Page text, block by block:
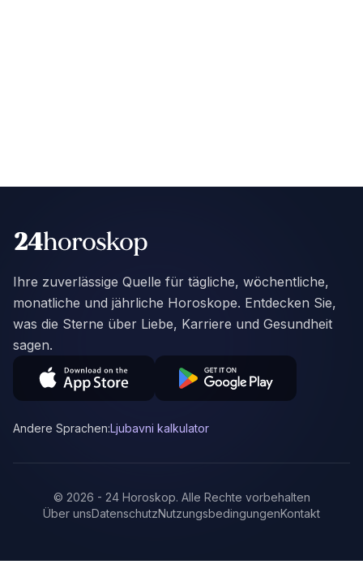
Ihre zuverlässige Quelle für tägliche, wöchentliche,
monatliche und jährliche Horoskope. Entdecken Sie,
was die Sterne über Liebe, Karriere und Gesundheit
sagen.
Andere Sprachen:Ljubavni kalkulator
© 2026 - 24 Horoskop. Alle Rechte vorbehalten
Über unsDatenschutzNutzungsbedingungenKontakt